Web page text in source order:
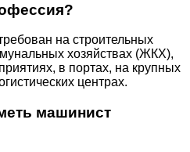
на строительных
хозяйствах (ЖКХ),
в портах, на крупных
центрах.
машинист